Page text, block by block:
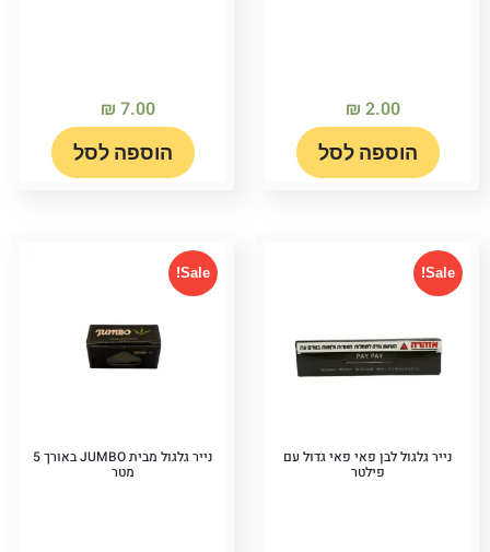
₪ 2.00
הוספה לסל
₪ 7.00
הוספה לסל
Sale!
נייר גלגול לבן פאי פאי גדול עם
פילטר
Sale!
נייר גלגול מבית JUMBO באורך 5
מטר